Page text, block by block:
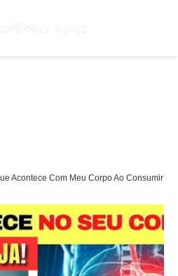
Acontece Com Meu Corpo Ao Consumir